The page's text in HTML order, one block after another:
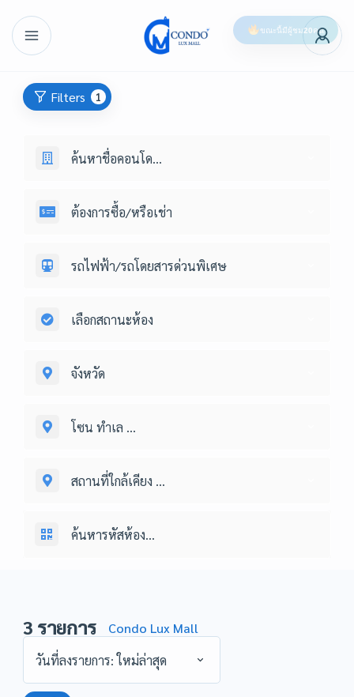
Filters 1
ค้นหาชื่อคอนโด...
ต้องการซื้อ/หรือเช่า
รถไฟฟ้า/รถโดยสารด่วนพิเศษ
เลือกสถานะห้อง
จังหวัด
โซน ทำเล ...
สถานที่ใกล้เคียง ...
3 รายการ
Condo Lux Mall
วันที่ลงรายการ: ใหม่ล่าสุด
ขณะนี้มีผู้ชม20คน